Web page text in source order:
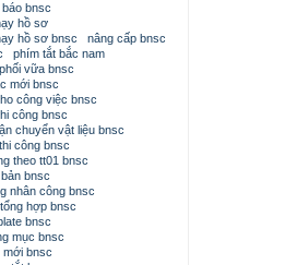
bnsc
hồ sơ
hồ sơ bnsc
nâng cấp bnsc
phím tắt bắc nam
vữa bnsc
mới bnsc
công việc bnsc
công bnsc
chuyển vật liệu bnsc
công bnsc
theo tt01 bnsc
bnsc
nhân công bnsc
hợp bnsc
bnsc
mục bnsc
mới bnsc